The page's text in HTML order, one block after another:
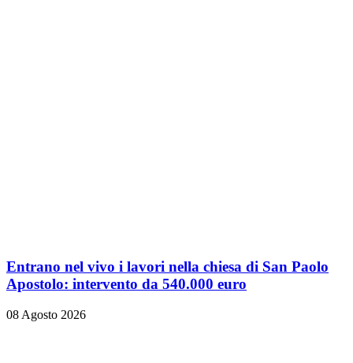
Entrano nel vivo i lavori nella chiesa di San Paolo
Apostolo: intervento da 540.000 euro
08 Agosto 2026